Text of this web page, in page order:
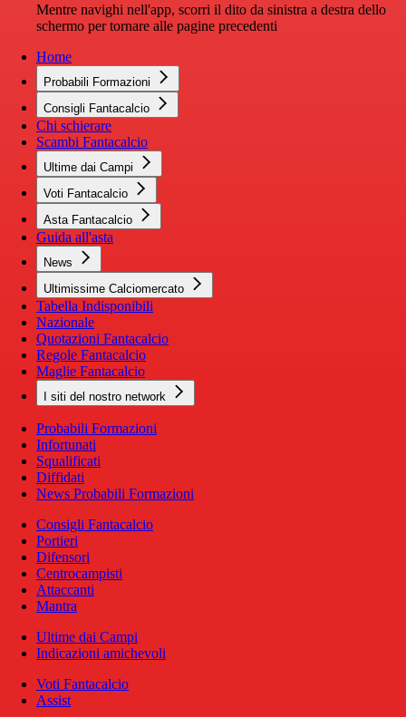
Mentre navighi nell'app, scorri il dito da sinistra a destra dello
schermo per tornare alle pagine precedenti
Home
Probabili Formazioni
Consigli Fantacalcio
Chi schierare
Scambi Fantacalcio
Ultime dai Campi
Voti Fantacalcio
Asta Fantacalcio
Guida all'asta
News
Ultimissime Calciomercato
Tabella Indisponibili
Nazionale
Quotazioni Fantacalcio
Regole Fantacalcio
Maglie Fantacalcio
I siti del nostro network
Probabili Formazioni
Infortunati
Squalificati
Diffidati
News Probabili Formazioni
Consigli Fantacalcio
Portieri
Difensori
Centrocampisti
Attaccanti
Mantra
Ultime dai Campi
Indicazioni amichevoli
Voti Fantacalcio
Assist